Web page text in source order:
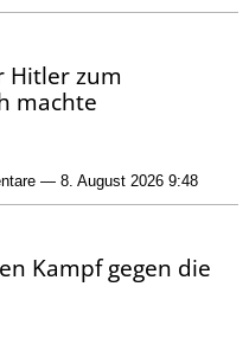
Hitler zum
machte
— 8. August 2026 9:48
Kampf gegen die